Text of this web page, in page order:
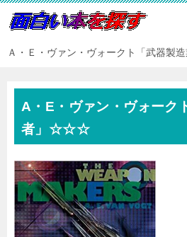
Ａ・Ｅ・ヴァン・ヴォークト「武器製造
A・E・ヴァン・ヴォーク
者」☆☆☆